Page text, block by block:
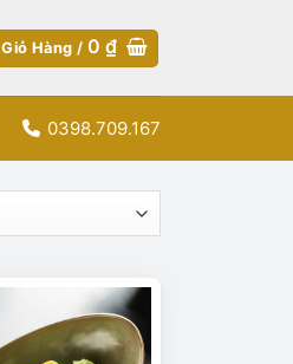
Giỏ Hàng / 0₫
0398.709.167